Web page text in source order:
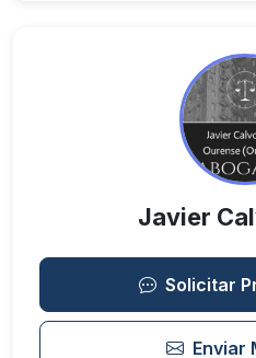
Javier
Solicitar
Enviar